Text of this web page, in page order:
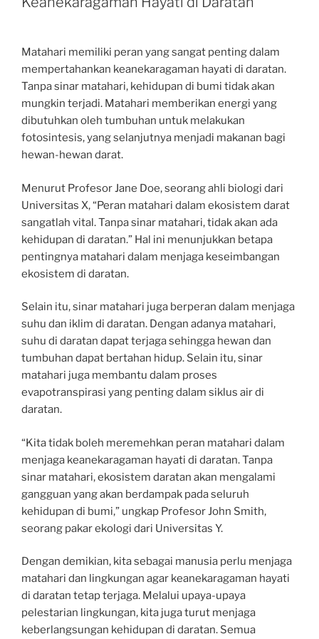
Matahari memiliki peran yang sangat penting dalam
mempertahankan keanekaragaman hayati di daratan.
Tanpa sinar matahari, kehidupan di bumi tidak akan
mungkin terjadi. Matahari memberikan energi yang
dibutuhkan oleh tumbuhan untuk melakukan
fotosintesis, yang selanjutnya menjadi makanan bagi
hewan-hewan darat.
Menurut Profesor Jane Doe, seorang ahli biologi dari
Universitas X, “Peran matahari dalam ekosistem darat
sangatlah vital. Tanpa sinar matahari, tidak akan ada
kehidupan di daratan.” Hal ini menunjukkan betapa
pentingnya matahari dalam menjaga keseimbangan
ekosistem di daratan.
Selain itu, sinar matahari juga berperan dalam menjaga
suhu dan iklim di daratan. Dengan adanya matahari,
suhu di daratan dapat terjaga sehingga hewan dan
tumbuhan dapat bertahan hidup. Selain itu, sinar
matahari juga membantu dalam proses
evapotranspirasi yang penting dalam siklus air di
daratan.
“Kita tidak boleh meremehkan peran matahari dalam
menjaga keanekaragaman hayati di daratan. Tanpa
sinar matahari, ekosistem daratan akan mengalami
gangguan yang akan berdampak pada seluruh
kehidupan di bumi,” ungkap Profesor John Smith,
seorang pakar ekologi dari Universitas Y.
Dengan demikian, kita sebagai manusia perlu menjaga
matahari dan lingkungan agar keanekaragaman hayati
di daratan tetap terjaga. Melalui upaya-upaya
pelestarian lingkungan, kita juga turut menjaga
keberlangsungan kehidupan di daratan. Semua